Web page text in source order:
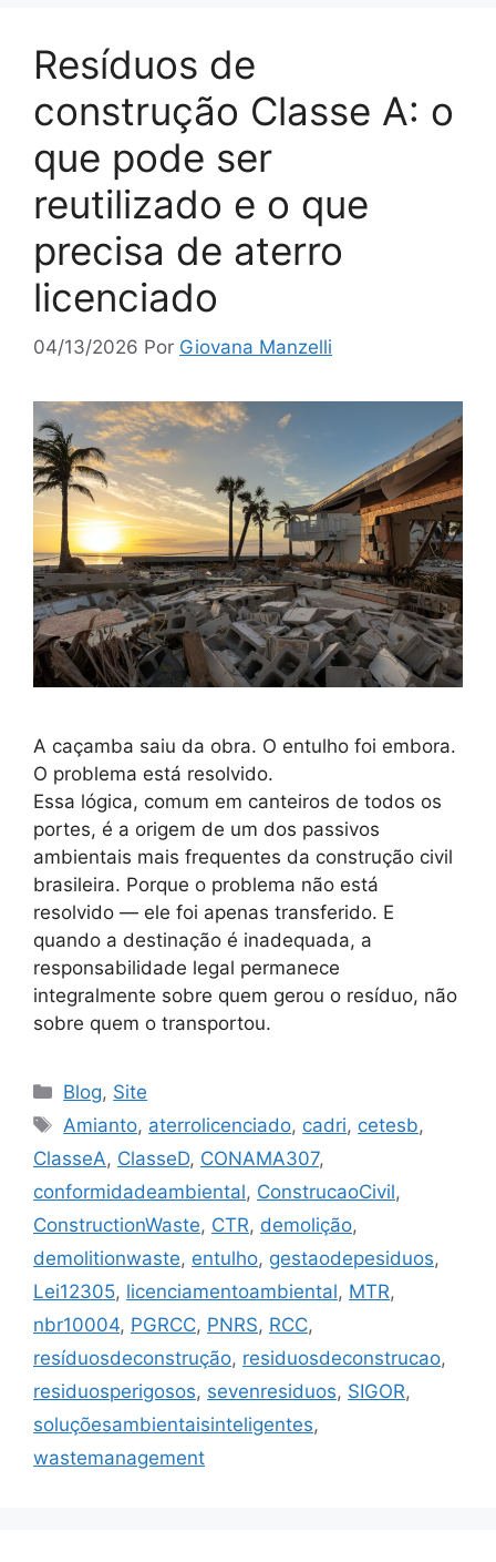
Resíduos de
construção Classe A: o
que pode ser
reutilizado e o que
precisa de aterro
licenciado
04/13/2026 Por Giovana Manzelli
A caçamba saiu da obra. O entulho foi embora.
O problema está resolvido.
Essa lógica, comum em canteiros de todos os
portes, é a origem de um dos passivos
ambientais mais frequentes da construção civil
brasileira. Porque o problema não está
resolvido — ele foi apenas transferido. E
quando a destinação é inadequada, a
responsabilidade legal permanece
integralmente sobre quem gerou o resíduo, não
sobre quem o transportou.
Blog, Site
Amianto, aterrolicenciado, cadri, cetesb,
ClasseA, ClasseD, CONAMA307,
conformidadeambiental, ConstrucaoCivil,
ConstructionWaste, CTR, demolição,
demolitionwaste, entulho, gestaodерesiduos,
Lei12305, licenciamentoambiental, MTR,
nbr10004, PGRCC, PNRS, RCC,
resíduosdeconstrução, residuosdeconstrucao,
residuosperigosos, sevenresiduos, SIGOR,
soluçõesambientaisinteligentes,
wastemanagement